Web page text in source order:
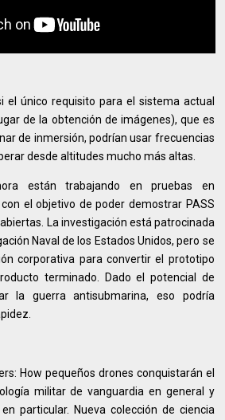
el único requisito para el sistema actual
de la obtención de imágenes), que es
de inmersión, podrían usar frecuencias
desde altitudes mucho más altas.
están trabajando en pruebas en
el objetivo de poder demostrar PASS
La investigación está patrocinada
Naval de los Estados Unidos, pero se
corporativa para convertir el prototipo
terminado. Dado el potencial de
la guerra antisubmarina, eso podría
How pequeños drones conquistarán el
militar de vanguardia en general y
particular. Nueva colección de ciencia